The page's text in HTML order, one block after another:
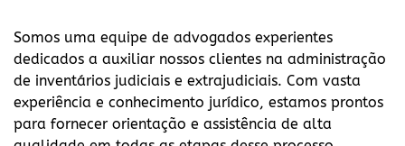
Somos uma equipe de advogados experientes
dedicados a auxiliar nossos clientes na administração
de inventários judiciais e extrajudiciais. Com vasta
experiência e conhecimento jurídico, estamos prontos
para fornecer orientação e assistência de alta